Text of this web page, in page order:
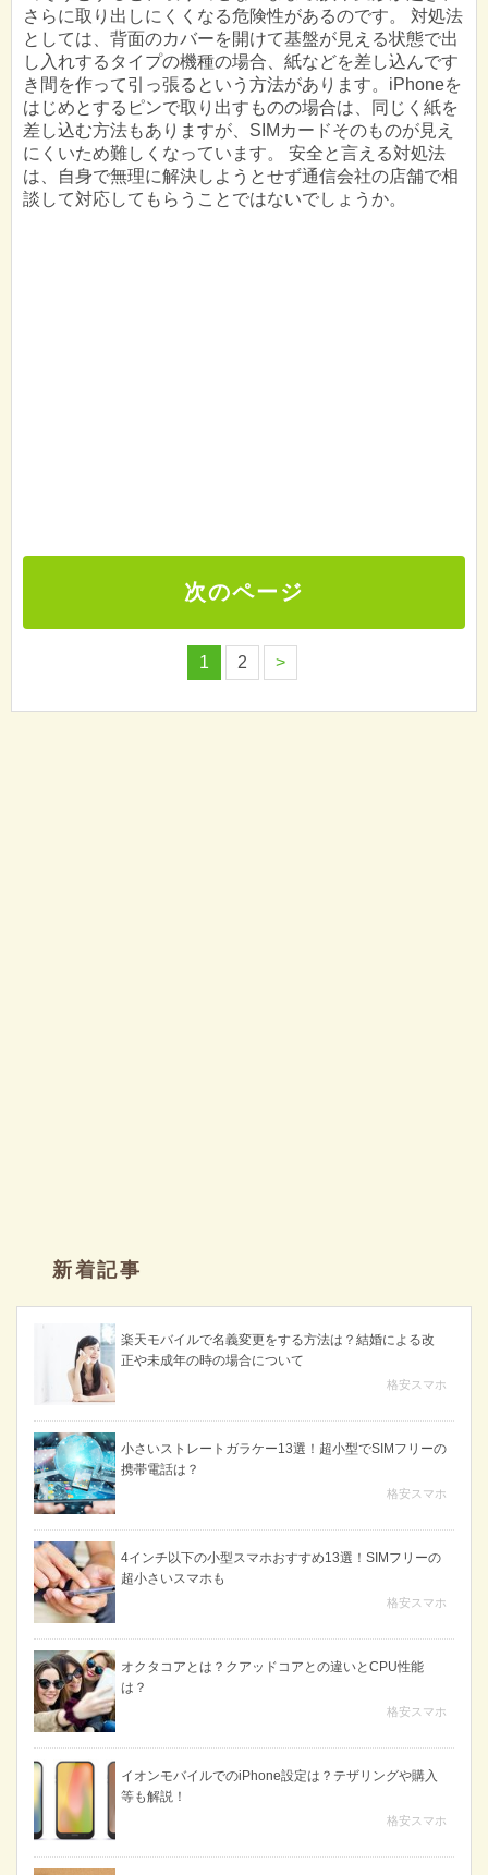
さらに取り出しにくくなる危険性があるのです。 対処法
としては、背面のカバーを開けて基盤が見える状態で出
し入れするタイプの機種の場合、紙などを差し込んです
き間を作って引っ張るという方法があります。iPhoneを
はじめとするピンで取り出すものの場合は、同じく紙を
差し込む方法もありますが、SIMカードそのものが見え
にくいため難しくなっています。 安全と言える対処法
は、自身で無理に解決しようとせず通信会社の店舗で相
談して対応してもらうことではないでしょうか。
次のページ
1 2 >
新着記事
楽天モバイルで名義変更をする方法は？結婚による改
正や未成年の時の場合について
格安スマホ
小さいストレートガラケー13選！超小型でSIMフリーの
携帯電話は？
格安スマホ
4インチ以下の小型スマホおすすめ13選！SIMフリーの
超小さいスマホも
格安スマホ
オクタコアとは？クアッドコアとの違いとCPU性能
は？
格安スマホ
イオンモバイルでのiPhone設定は？テザリングや購入
等も解説！
格安スマホ